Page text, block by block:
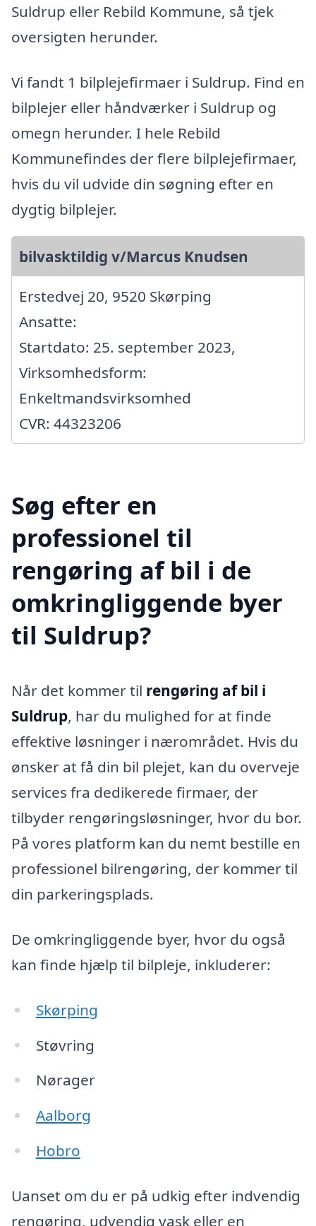
Suldrup eller Rebild Kommune, så tjek
oversigten herunder.
Vi fandt 1 bilplejefirmaer i Suldrup. Find en
bilplejer eller håndværker i Suldrup og
omegn herunder. I hele Rebild
Kommunefindes der flere bilplejefirmaer,
hvis du vil udvide din søgning efter en
dygtig bilplejer.
bilvasktildig v/Marcus Knudsen
Erstedvej 20, 9520 Skørping
Ansatte:
Startdato: 25. september 2023,
Virksomhedsform:
Enkeltmandsvirksomhed
CVR: 44323206
Søg efter en
professionel til
rengøring af bil i de
omkringliggende byer
til Suldrup?
Når det kommer til rengøring af bil i
Suldrup, har du mulighed for at finde
effektive løsninger i nærområdet. Hvis du
ønsker at få din bil plejet, kan du overveje
services fra dedikerede firmaer, der
tilbyder rengøringsløsninger, hvor du bor.
På vores platform kan du nemt bestille en
professionel bilrengøring, der kommer til
din parkeringsplads.
De omkringliggende byer, hvor du også
kan finde hjælp til bilpleje, inkluderer:
Skørping
Støvring
Nørager
Aalborg
Hobro
Uanset om du er på udkig efter indvendig
rengøring, udvendig vask eller en